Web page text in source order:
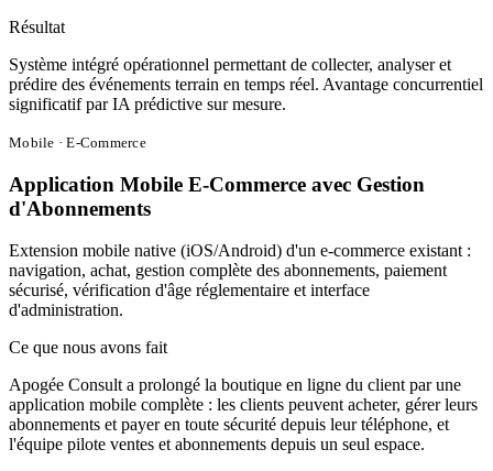
Résultat
Système intégré opérationnel permettant de collecter, analyser et
prédire des événements terrain en temps réel. Avantage concurrentiel
significatif par IA prédictive sur mesure.
Mobile · E-Commerce
Application Mobile E-Commerce avec Gestion
d'Abonnements
Extension mobile native (iOS/Android) d'un e-commerce existant :
navigation, achat, gestion complète des abonnements, paiement
sécurisé, vérification d'âge réglementaire et interface
d'administration.
Ce que nous avons fait
Apogée Consult a prolongé la boutique en ligne du client par une
application mobile complète : les clients peuvent acheter, gérer leurs
abonnements et payer en toute sécurité depuis leur téléphone, et
l'équipe pilote ventes et abonnements depuis un seul espace.